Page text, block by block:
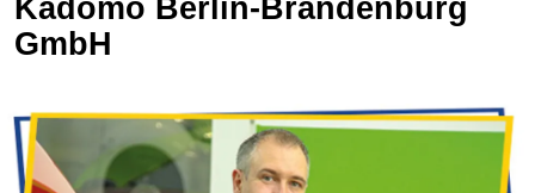
Kadomo Berlin-Brandenburg
GmbH